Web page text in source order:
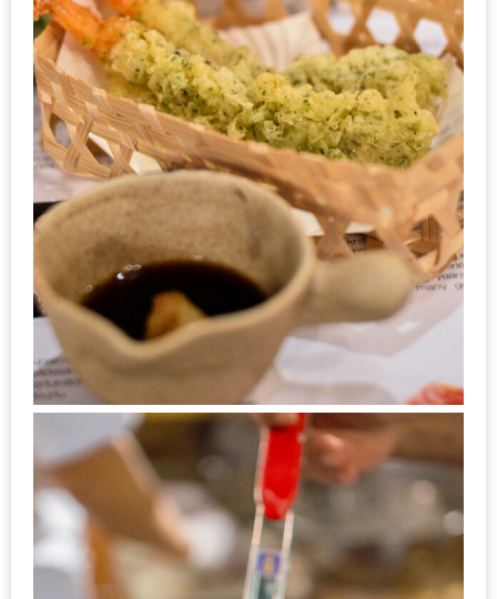
TOP30
ราคา
ไม่
เกิน
200
บาท
รีวิว
กับ
วงใน
แจก
LINE
GIFTCODE!
ลายแทง
อร่อย
ทั่ว